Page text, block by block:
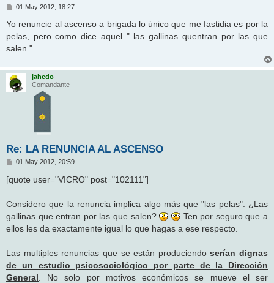
M
n
a
j
e
01 May 2012, 18:27
Yo renuncie al ascenso a brigada lo único que me fastidia es por la
pelas, pero como dice aquel " las gallinas quentran por las que
salen "
jahedo
Comandante
Re: LA RENUNCIA AL ASCENSO
M
n
e
01 May 2012, 20:59
[quote user="VICRO" post="102111"]
Considero que la renuncia implica algo más que "las pelas". ¿Las
gallinas que entran por las que salen?
Ten por seguro que a
ellos les da exactamente igual lo que hagas a ese respecto.
Las multiples renuncias que se están produciendoserían dignas
de un estudio psicosociológico por parte de la Dirección
General . No solo por motivos económicos se mueve el ser